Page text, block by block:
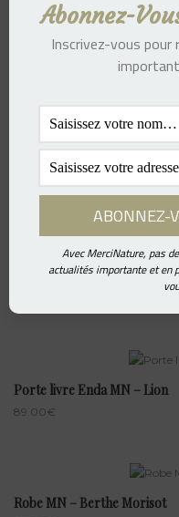
POCHETTE MN – Singe
Poncho Cape MN – Petit
609.00€
Porte livre Enda MN – Arbre
Porte livre Enda MN – Lion
89.00€
Robe MN – Berthe Morisot
Abonnez-
Inscrivez-vous pour
Avec MerciNature, pas
actualités importante et en